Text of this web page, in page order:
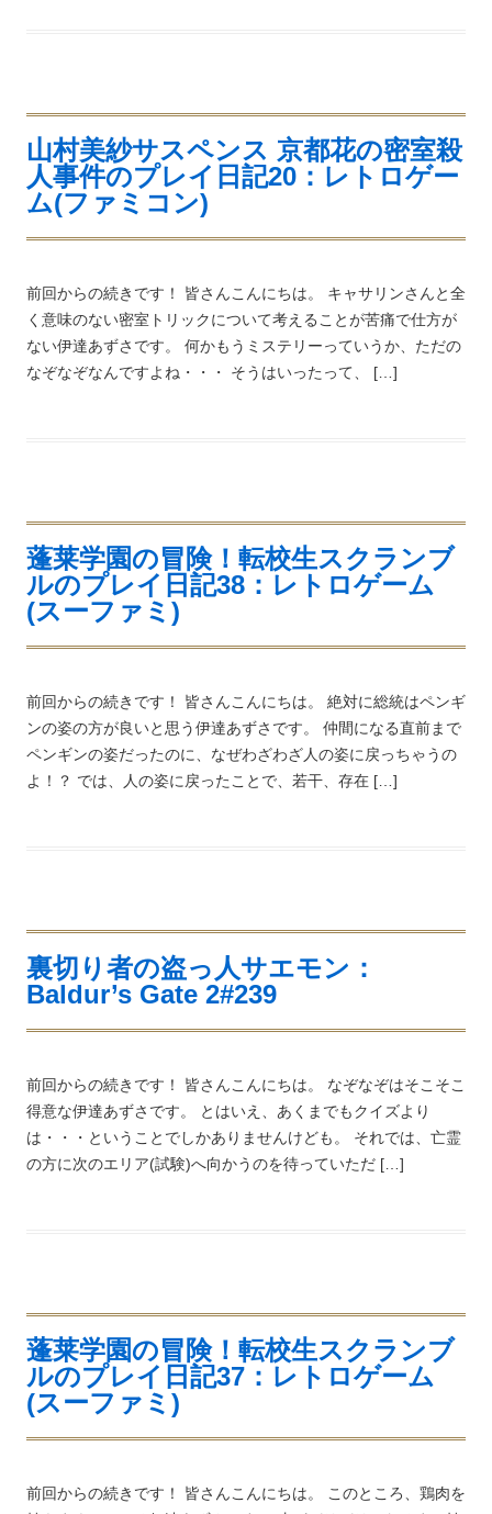
山村美紗サスペンス 京都花の密室殺
人事件のプレイ日記20：レトロゲー
ム(ファミコン)
前回からの続きです！ 皆さんこんにちは。 キャサリンさんと全
く意味のない密室トリックについて考えることが苦痛で仕方が
ない伊達あずさです。 何かもうミステリーっていうか、ただの
なぞなぞなんですよね・・・ そうはいったって、 […]
蓬莱学園の冒険！転校生スクランブ
ルのプレイ日記38：レトロゲーム
(スーファミ)
前回からの続きです！ 皆さんこんにちは。 絶対に総統はペンギ
ンの姿の方が良いと思う伊達あずさです。 仲間になる直前まで
ペンギンの姿だったのに、なぜわざわざ人の姿に戻っちゃうの
よ！？ では、人の姿に戻ったことで、若干、存在 […]
裏切り者の盗っ人サエモン：
Baldur’s Gate 2#239
前回からの続きです！ 皆さんこんにちは。 なぞなぞはそこそこ
得意な伊達あずさです。 とはいえ、あくまでもクイズより
は・・・ということでしかありませんけども。 それでは、亡霊
の方に次のエリア(試験)へ向かうのを待っていただ […]
蓬莱学園の冒険！転校生スクランブ
ルのプレイ日記37：レトロゲーム
(スーファミ)
前回からの続きです！ 皆さんこんにちは。 このところ、鶏肉を